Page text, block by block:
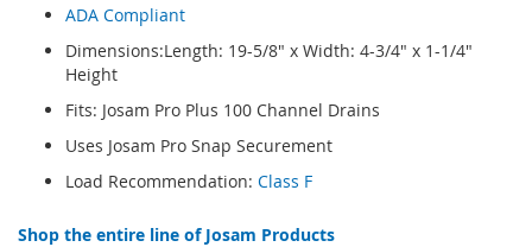
ADA Compliant
Dimensions:Length: 19-5/8" x Width: 4-3/4" x 1-1/4"
Height
Fits: Josam Pro Plus 100 Channel Drains
Uses Josam Pro Snap Securement
Load Recommendation: Class F
Shop the entire line of Josam Products